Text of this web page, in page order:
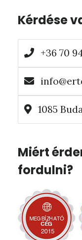
Kérdése
+36 70
1085
Miért
fordulni?